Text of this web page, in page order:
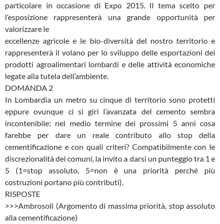
particolare in occasione di Expo 2015. Il tema scelto per
l’esposizione rappresenterà una grande opportunità per
valorizzare le
eccellenze agricole e le bio-diversità del nostro territorio e
rappresenterà il volano per lo sviluppo delle esportazioni dei
prodotti agroalimentari lombardi e delle attività economiche
legate alla tutela dell’ambiente.
DOMANDA 2
In Lombardia un metro su cinque di territorio sono protetti
eppure ovunque ci si giri l’avanzata del cemento sembra
incontenibile: nel medio termine dei prossimi 5 anni cosa
farebbe per dare un reale contributo allo stop della
cementificazione e con quali criteri? Compatibilmente con le
discrezionalità dei comuni, la invito a darsi un punteggio tra 1 e
5 (1=stop assoluto, 5=non è una priorità perché più
costruzioni portano più contributi).
RISPOSTE
>>>Ambrosoli (Argomento di massima priorità, stop assoluto
alla cementificazione)